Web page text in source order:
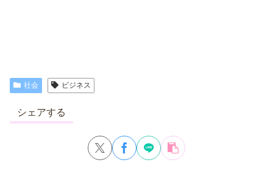
社会 ビジネス
シェアする